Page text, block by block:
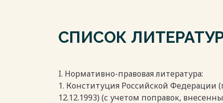
руководителей, специалистов и
Весь текст будет доступенпосле
СПИСОК
I. Нормативно-правовая литература:
1. Конституция Российской Федерации
12.12.1993) (с учетом поправок,